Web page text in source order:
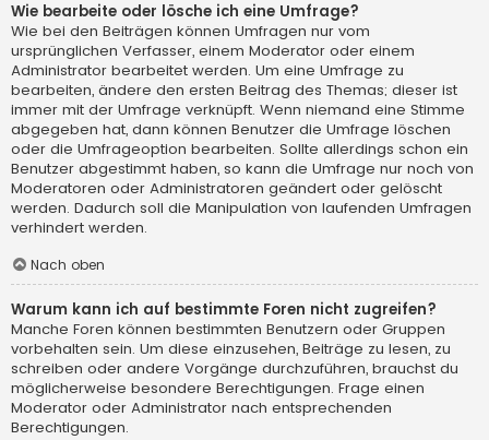
Wie bearbeite oder lösche ich eine Umfrage?
Wie bei den Beiträgen können Umfragen nur vom
ursprünglichen Verfasser, einem Moderator oder einem
Administrator bearbeitet werden. Um eine Umfrage zu
bearbeiten, ändere den ersten Beitrag des Themas; dieser ist
immer mit der Umfrage verknüpft. Wenn niemand eine Stimme
abgegeben hat, dann können Benutzer die Umfrage löschen
oder die Umfrageoption bearbeiten. Sollte allerdings schon ein
Benutzer abgestimmt haben, so kann die Umfrage nur noch von
Moderatoren oder Administratoren geändert oder gelöscht
werden. Dadurch soll die Manipulation von laufenden Umfragen
verhindert werden.
Nach oben
Warum kann ich auf bestimmte Foren nicht zugreifen?
Manche Foren können bestimmten Benutzern oder Gruppen
vorbehalten sein. Um diese einzusehen, Beiträge zu lesen, zu
schreiben oder andere Vorgänge durchzuführen, brauchst du
möglicherweise besondere Berechtigungen. Frage einen
Moderator oder Administrator nach entsprechenden
Berechtigungen.